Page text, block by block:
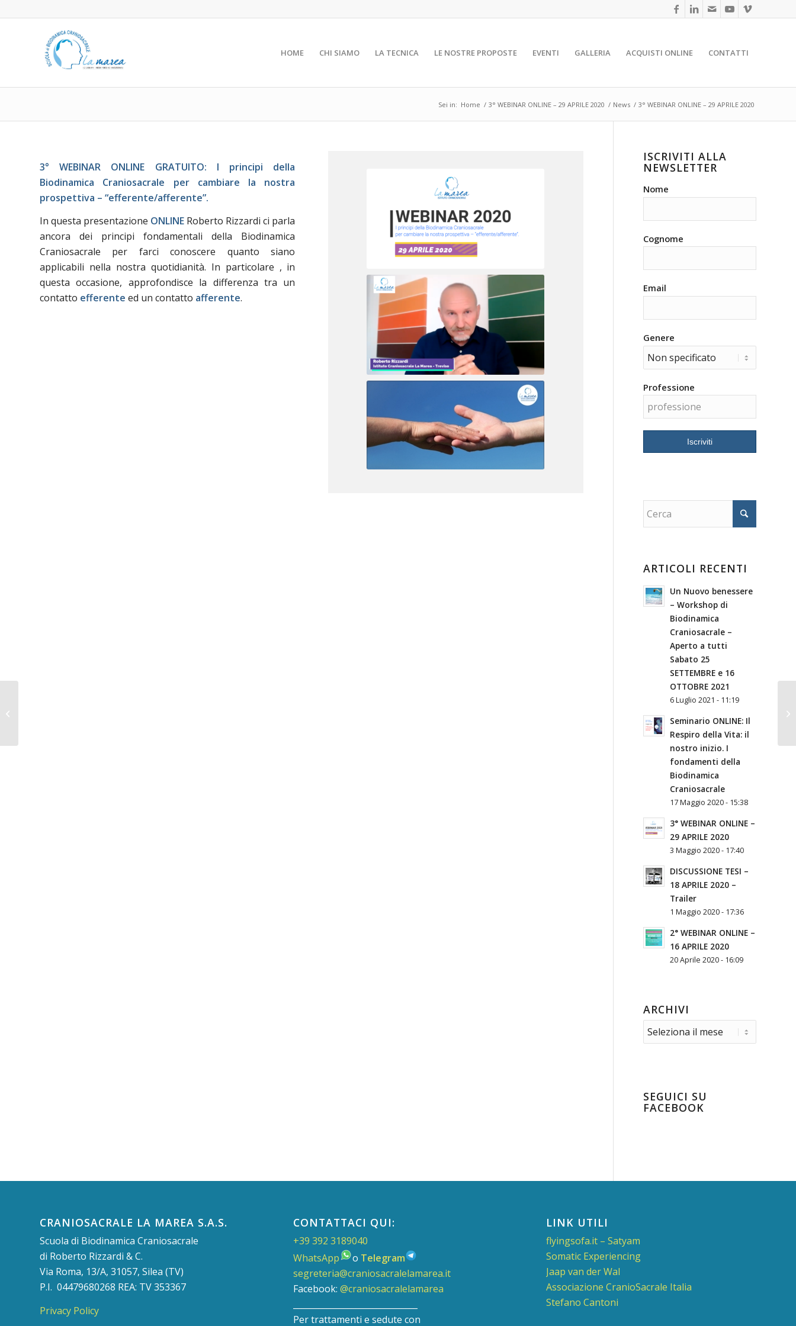
HOME CHI SIAMO LA TECNICA LE NOSTRE PROPOSTE EVENTI GALLERIA ACQUISTI ONLINE CONTATTI
Sei in: Home / 3° WEBINAR ONLINE – 29 APRILE 2020 / News / 3° WEBINAR ONLINE – 29 APRILE 2020
3° WEBINAR ONLINE GRATUITO: I principi della
Biodinamica Craniosacrale per cambiare la nostra
prospettiva – “efferente/afferente”.
In questa presentazione ONLINE Roberto Rizzardi ci parla
ancora dei principi fondamentali della Biodinamica
Craniosacrale per farci conoscere quanto siano
applicabili nella nostra quotidianità. In particolare , in
questa occasione, approfondisce la differenza tra un
contatto efferente ed un contatto afferente.
ISCRIVITI ALLA
NEWSLETTER
Nome
Cognome
Email
Genere
Professione
ARTICOLI RECENTI
Un Nuovo benessere
– Workshop di
Biodinamica
Craniosacrale –
Aperto a tutti
Sabato 25
SETTEMBRE e 16
OTTOBRE 2021
6 Luglio 2021 - 11:19
Seminario ONLINE: Il
Respiro della Vita: il
nostro inizio. I
fondamenti della
Biodinamica
Craniosacrale
17 Maggio 2020 - 15:38
3° WEBINAR ONLINE –
29 APRILE 2020
3 Maggio 2020 - 17:40
DISCUSSIONE TESI –
18 APRILE 2020 –
Trailer
1 Maggio 2020 - 17:36
2° WEBINAR ONLINE –
16 APRILE 2020
20 Aprile 2020 - 16:09
ARCHIVI
SEGUICI SU
FACEBOOK
CRANIOSACRALE LA MAREA S.A.S.
Scuola di Biodinamica Craniosacrale
di Roberto Rizzardi & C.
Via Roma, 13/A, 31057, Silea (TV)
P.I. 04479680268 REA: TV 353367
Privacy Policy
CONTATTACI QUI:
+39 392 3189040
WhatsApp
o Telegram
segreteria@craniosacralelamarea.it
Facebook: @craniosacralelamarea
Per trattamenti e sedute con
LINK UTILI
flyingsofa.it – Satyam
Somatic Experiencing
Jaap van der Wal
Associazione CranioSacrale Italia
Stefano Cantoni